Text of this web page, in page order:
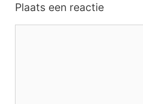
Plaats een reactie